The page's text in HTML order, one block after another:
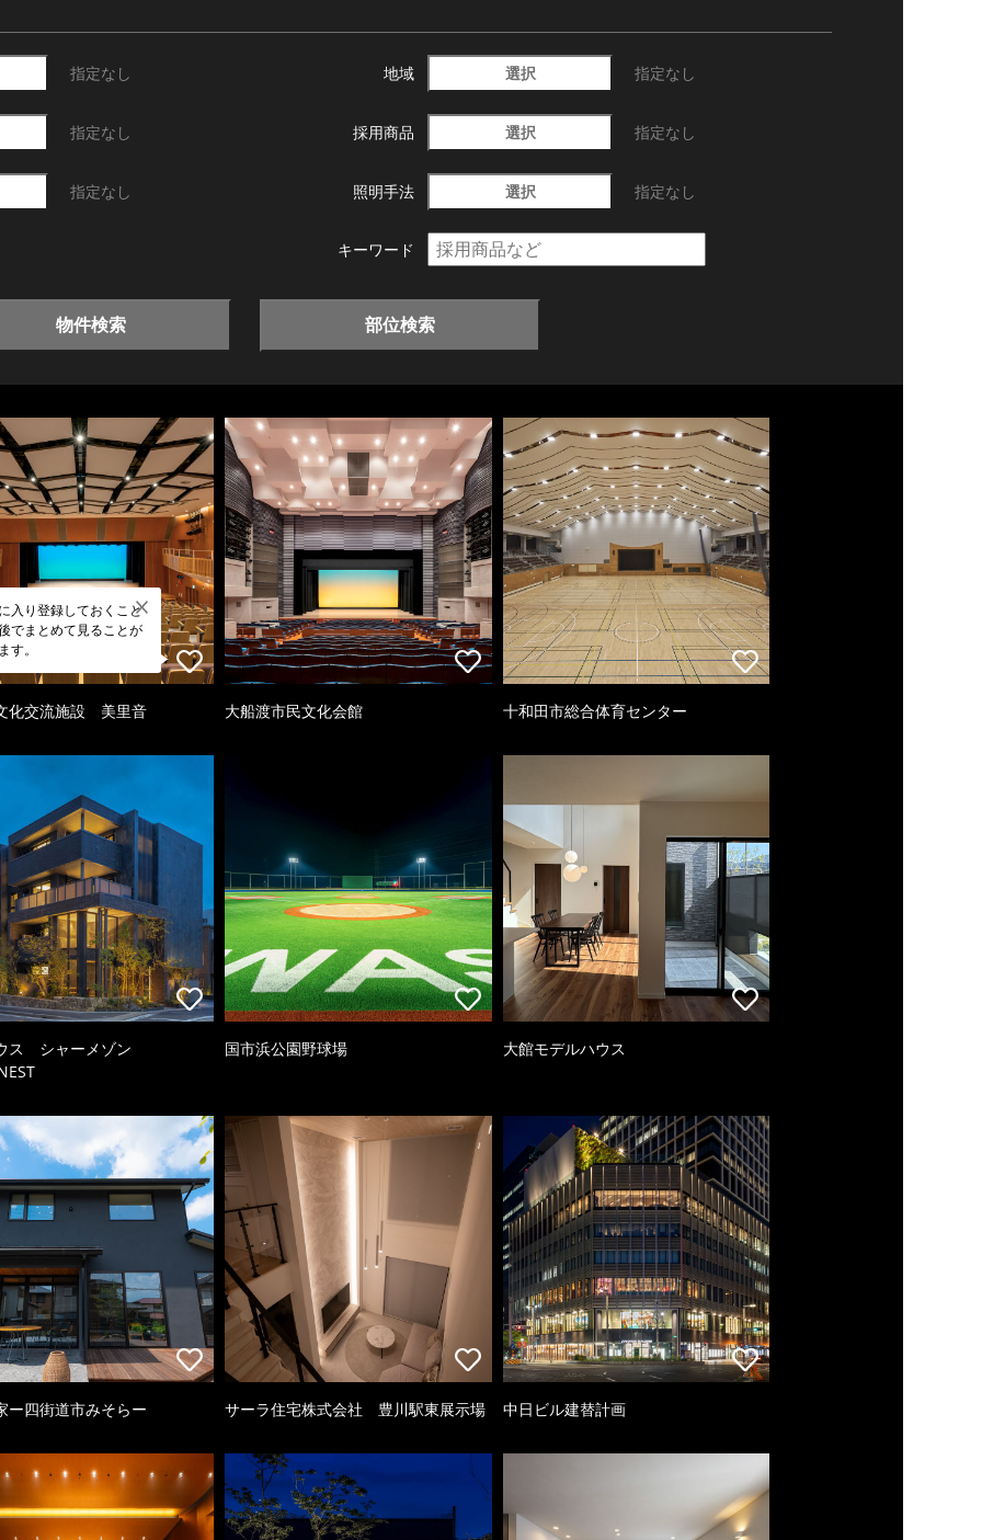
指定なし 地域 選択 指定なし
指定なし 採用商品 選択 指定なし
指定なし 照明手法 選択 指定なし
キーワード
物件検索 部位検索
入り登録しておくこと
でまとめて見ることが
す。
化交流施設 美里音 大船渡市民文化会館 十和田市総合体育センター
ス シャーメゾン
国市浜公園野球場 大館モデルハウス
ー四街道市みそらー サーラ住宅株式会社 豊川駅東展示場 中日ビル建替計画